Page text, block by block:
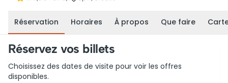
Réservation Horaires À propos Que faire
Réservez vos billets
Choisissez des dates de visite pour voir les offres
disponibles.